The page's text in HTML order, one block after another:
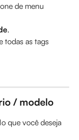
de menu
.
todas as tags
/ modelo
que você deseja